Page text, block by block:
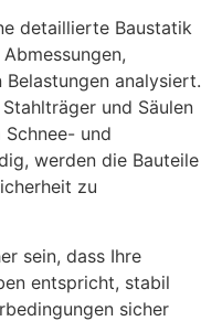
detaillierte Baustatik
analysiert.
und Säulen
und
werden die Bauteile
zu
sein, dass Ihre
entspricht, stabil
sicher